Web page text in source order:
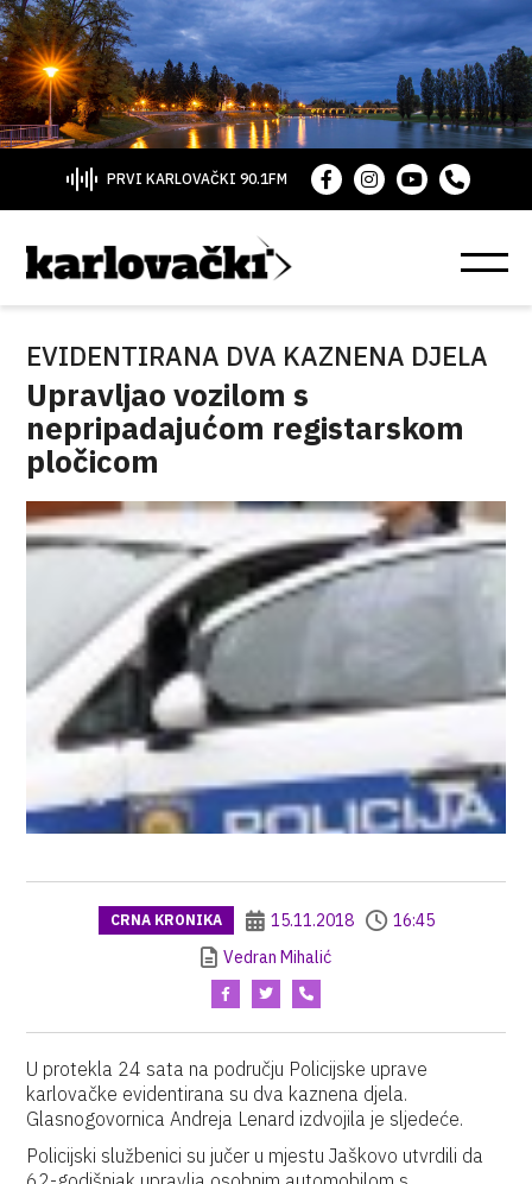
PRVI KARLOVAČKI 90.1FM
EVIDENTIRANA DVA KAZNENA DJELA
Upravljao vozilom s
nepripadajućom registarskom
pločicom
CRNA KRONIKA 15.11.2018
16:45
Vedran Mihalić
U protekla 24 sata na području Policijske uprave
karlovačke evidentirana su dva kaznena djela.
Glasnogovornica Andreja Lenard izdvojila je sljedeće.
Policijski službenici su jučer u mjestu Jaškovo utvrdili da